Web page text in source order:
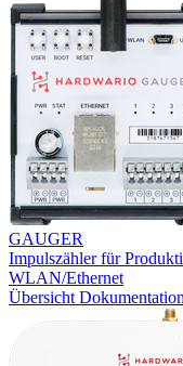
GAUGER
Impulszähler für
WLAN/Ethernet
Übersicht Dokumentation